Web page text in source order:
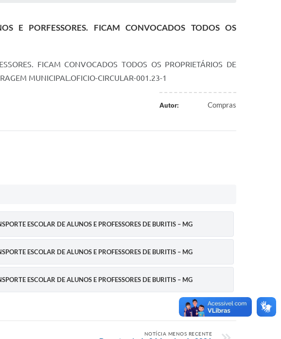
E PORFESSORES. FICAM CONVOCADOS TODOS OS
FICAM CONVOCADOS TODOS OS PROPRIETÁRIOS DE
MUNICIPAL.OFICIO-CIRCULAR-001.23-1
Autor: Compras
ESCOLAR DE ALUNOS E PROFESSORES DE BURITIS – MG
ESCOLAR DE ALUNOS E PROFESSORES DE BURITIS – MG
ESCOLAR DE ALUNOS E PROFESSORES DE BURITIS – MG
NOTÍCIA MENOS RECENTE